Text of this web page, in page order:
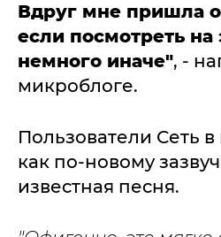
Вдруг мне пришла
если посмотреть на
немного иначе", -
микроблоге.
Пользователи Сеть в
как по-новому
известная песня.